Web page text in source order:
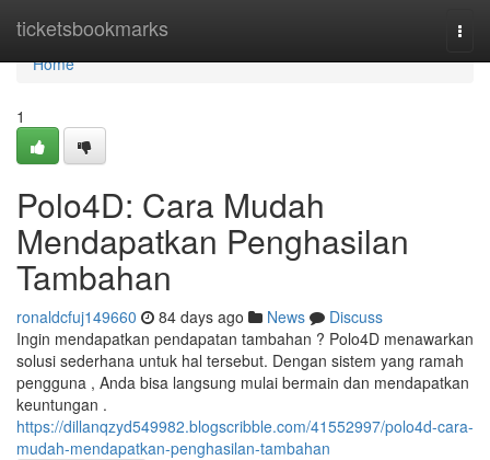
ticketsbookmarks
Home
Home
1
Polo4D: Cara Mudah
Mendapatkan Penghasilan
Tambahan
ronaldcfuj149660 84 days ago News
Discuss
Ingin mendapatkan pendapatan tambahan ? Polo4D menawarkan
solusi sederhana untuk hal tersebut. Dengan sistem yang ramah
pengguna , Anda bisa langsung mulai bermain dan mendapatkan
keuntungan .
https://dillanqzyd549982.blogscribble.com/41552997/polo4d-cara-
mudah-mendapatkan-penghasilan-tambahan